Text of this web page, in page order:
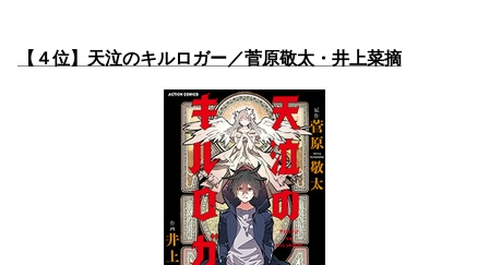
【４位】天泣のキルロガー／菅原敬太・井上菜摘